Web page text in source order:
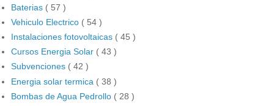
Baterias ( 57 )
Vehiculo Electrico ( 54 )
Instalaciones fotovoltaicas ( 45 )
Cursos Energia Solar ( 43 )
Subvenciones ( 42 )
Energia solar termica ( 38 )
Bombas de Agua Pedrollo ( 28 )